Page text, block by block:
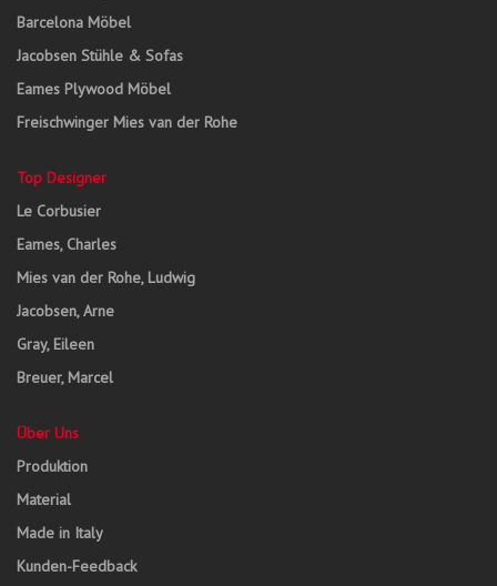
Barcelona Möbel
Jacobsen Stühle & Sofas
Eames Plywood Möbel
Freischwinger Mies van der Rohe
Top Designer
Le Corbusier
Eames, Charles
Mies van der Rohe, Ludwig
Jacobsen, Arne
Gray, Eileen
Breuer, Marcel
Über Uns
Produktion
Material
Made in Italy
Kunden-Feedback